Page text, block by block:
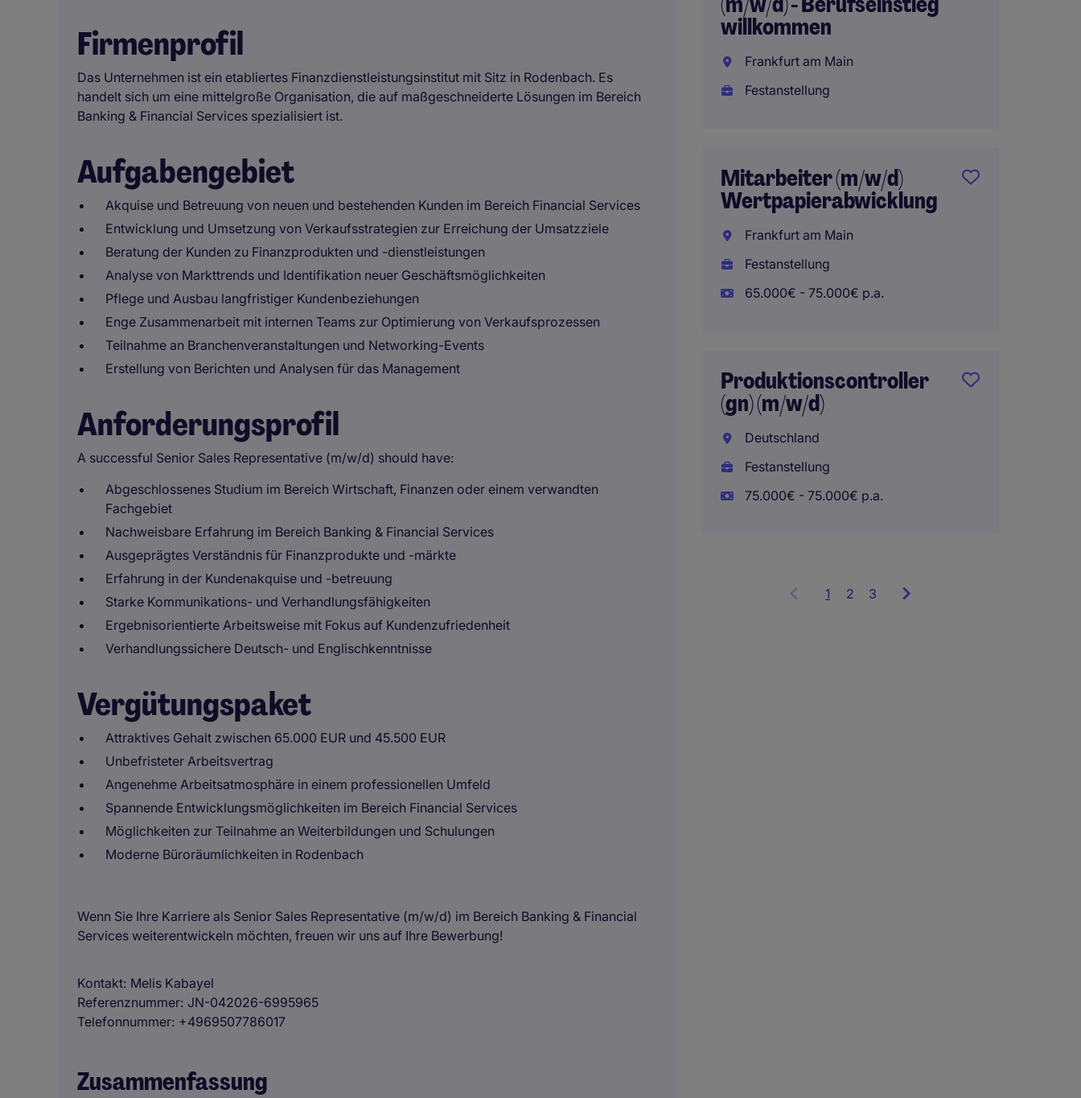
Firmenprofil
Das Unternehmen ist ein etabliertes Finanzdienstleistungsinstitut mit Sitz in Rodenbach. Es
handelt sich um eine mittelgroße Organisation, die auf maßgeschneiderte Lösungen im Bereich
Banking & Financial Services spezialisiert ist.
Aufgabengebiet
Akquise und Betreuung von neuen und bestehenden Kunden im Bereich Financial Services
Entwicklung und Umsetzung von Verkaufsstrategien zur Erreichung der Umsatzziele
Beratung der Kunden zu Finanzprodukten und -dienstleistungen
Analyse von Markttrends und Identifikation neuer Geschäftsmöglichkeiten
Pflege und Ausbau langfristiger Kundenbeziehungen
Enge Zusammenarbeit mit internen Teams zur Optimierung von Verkaufsprozessen
Teilnahme an Branchenveranstaltungen und Networking-Events
Erstellung von Berichten und Analysen für das Management
Anforderungsprofil
A successful Senior Sales Representative (m/w/d) should have:
Abgeschlossenes Studium im Bereich Wirtschaft, Finanzen oder einem verwandten
Fachgebiet
Nachweisbare Erfahrung im Bereich Banking & Financial Services
Ausgeprägtes Verständnis für Finanzprodukte und -märkte
Erfahrung in der Kundenakquise und -betreuung
Starke Kommunikations- und Verhandlungsfähigkeiten
Ergebnisorientierte Arbeitsweise mit Fokus auf Kundenzufriedenheit
Verhandlungssichere Deutsch- und Englischkenntnisse
Vergütungspaket
Attraktives Gehalt zwischen 65.000 EUR und 45.500 EUR
Unbefristeter Arbeitsvertrag
Angenehme Arbeitsatmosphäre in einem professionellen Umfeld
Spannende Entwicklungsmöglichkeiten im Bereich Financial Services
Möglichkeiten zur Teilnahme an Weiterbildungen und Schulungen
Moderne Büroräumlichkeiten in Rodenbach
Wenn Sie Ihre Karriere als Senior Sales Representative (m/w/d) im Bereich Banking & Financial
Services weiterentwickeln möchten, freuen wir uns auf Ihre Bewerbung!
Kontakt Melis Kabayel
Referenznummer JN-042026-6995965
Telefonnummer +4969507786017
Zusammenfassung
willkommen
Frankfurt am Main
Festanstellung
Mitarbeiter (m/w/d)
Wertpapierabwicklung
Frankfurt am Main
Festanstellung
65.000€ - 75.000€ p.a.
Produktionscontroller
(gn) (m/w/d)
Deutschland
Festanstellung
75.000€ - 75.000€ p.a.
1 Showing
2 3